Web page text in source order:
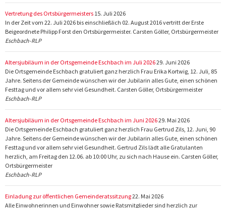
Vertretung des Ortsbürgermeisters 15. Juli 2026
In der Zeit vom 22. Juli 2026 bis einschließlich 02. August 2016 vertritt der Erste
Beigeordnete Philipp Forst den Ortsbürgermeister. Carsten Göller, Ortsbürgermeister
Eschbach-RLP
Altersjubiläum in der Ortsgemeinde Eschbach im Juli 202629. Juni 2026
Die Ortsgemeinde Eschbach gratuliert ganz herzlich Frau Erika Kortwig, 12. Juli, 85
Jahre. Seitens der Gemeinde wünschen wir der Jubilarin alles Gute, einen schönen
Festtag und vor allem sehr viel Gesundheit. Carsten Göller, Ortsbürgermeister
Eschbach-RLP
Altersjubiläum in der Ortsgemeinde Eschbach im Juni 202629. Mai 2026
Die Ortsgemeinde Eschbach gratuliert ganz herzlich Frau Gertrud Zils, 12. Juni, 90
Jahre. Seitens der Gemeinde wünschen wir der Jubilarin alles Gute, einen schönen
Festtag und vor allem sehr viel Gesundheit. Gertrud Zils lädt alle Gratulanten
herzlich, am Freitag den 12.06. ab 10:00 Uhr, zu sich nach Hause ein. Carsten Göller,
Ortsbürgermeister
Eschbach-RLP
Einladung zur öffentlichen Gemeinderatssitzung22. Mai 2026
Alle Einwohnerinnen und Einwohner sowie Ratsmitglieder sind herzlich zur